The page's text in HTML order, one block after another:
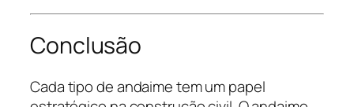
Conclusão
Cada tipo de andaime tem um papel